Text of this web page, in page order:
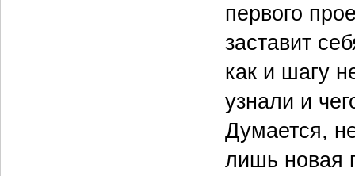
первого
заставит
как и шагу
узнали и
Думается,
лишь новая